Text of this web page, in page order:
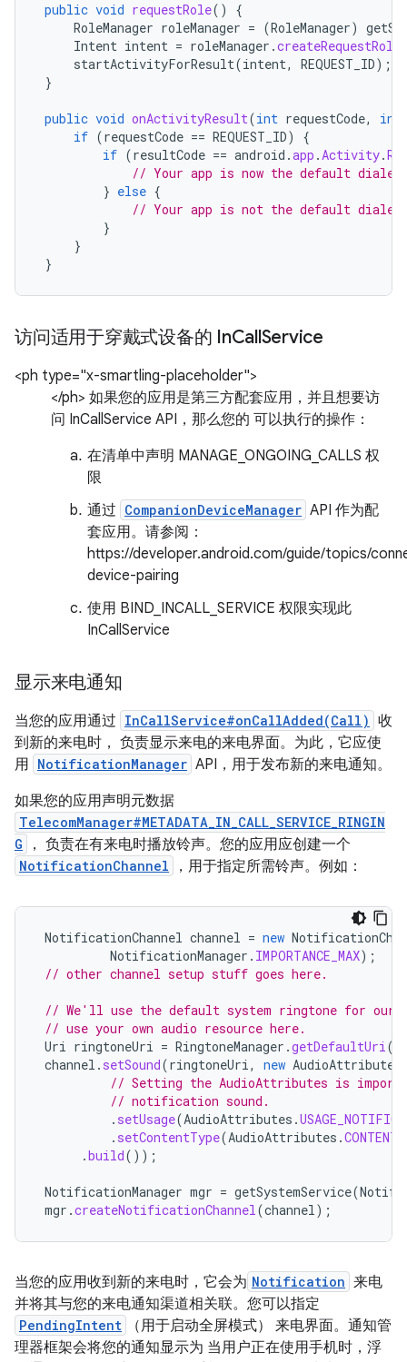
public void requestRole()
{
RoleManager roleManager = (RoleManager)
Intent intent = roleManager .
startActivityForResult(intent, REQUEST_ID);
}
public void onActivityResult(int requestCode,
int
if (requestCode == REQUEST_ID)
{
if (resultCode == android .app .Activity.
// Your app is now the default dialer
} else {
// Your app is not the default dialer
}
}
}
访问适用于穿戴式设备的 InCallService
<ph type="x-smartling-placeholder">
</ph> 如果您的应用是第三方配套应用，并且想要访
问 InCallService API，那么您的 可以执行的操作：
在清单中声明 MANAGE_ONGOING_CALLS 权
限
通过 CompanionDeviceManager API 作为配
套应用。请参阅：
https://developer.android.com/guide/topics/
device-pairing
使用 BIND_INCALL_SERVICE 权限实现此
InCallService
显示来电通知
当您的应用通过 InCallService#onCallAdded(Call) 收
到新的来电时， 负责显示来电的来电界面。为此，它应使
用 NotificationManager API，用于发布新的来电通知。
如果您的应用声明元数据
TelecomManager#METADATA_IN_CALL_SERVICE_RINGIN
G
， 负责在有来电时播放铃声。您的应用应创建一个
NotificationChannel ，用于指定所需铃声。例如：
NotificationChannel channel = new
NotificationManager . IMPORTANCE_MAX);
// other channel setup stuff goes here.
// We'll use the default system ringtone for our
// use your own audio resource here.
Uri ringtoneUri = RingtoneManager .getDefaultUri(
channel . setSound(ringtoneUri, new AudioAttributes
// Setting the AudioAttributes is
// notification sound.
. setUsage(AudioAttributes .
. setContentType(AudioAttributes .
.build());
NotificationManager mgr = getSystemService(
mgr .createNotificationChannel(channel);
当您的应用收到新的来电时，它会为 Notification 来电
并将其与您的来电通知渠道相关联。您可以指定
PendingIntent
（用于启动全屏模式） 来电界面。通知管
理器框架会将您的通知显示为 当用户正在使用手机时，浮